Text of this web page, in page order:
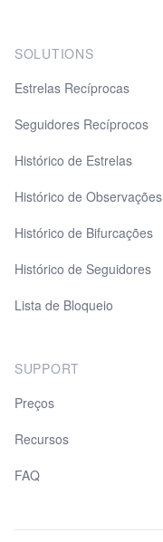
SOLUTIONS
Estrelas Recíprocas
Seguidores Recíprocos
Histórico de Estrelas
Histórico de Observações
Histórico de Bifurcações
Histórico de Seguidores
Lista de Bloqueio
SUPPORT
Preços
Recursos
FAQ